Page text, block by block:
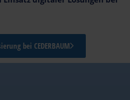
bei CEDERBAUM